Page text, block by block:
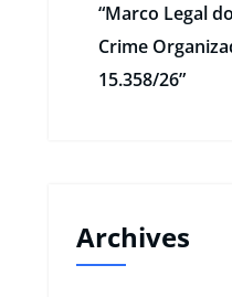
“Marco Legal
Crime
15.358/26”
Archives